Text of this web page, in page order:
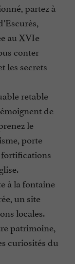
partez à
au XVIe
conter
les secrets
retable
de
le
porte
fortifications
à la fontaine
un site
locales.
patrimoine,
curiosités du